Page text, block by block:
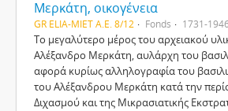
Μερκάτη, οικογένεια
GR ELIA-MIET Α.Ε. 8/12 Fonds 1731-
Το μεγαλύτερο μέρος του αρχειακού
Αλέξανδρο Μερκάτη, αυλάρχη του
αφορά κυρίως αλληλογραφία του
του Αλέξανδρου Μερκάτη κατά την
Διχασμού και της Μικρασιατικής